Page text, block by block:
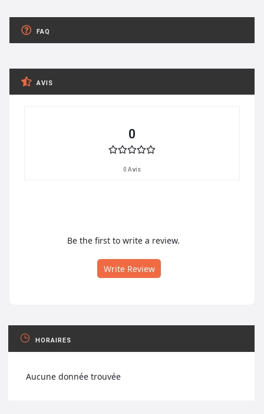
FAQ
AVIS
0
0 Avis
Be the first to write a review.
Write Review
HORAIRES
Aucune donnée trouvée